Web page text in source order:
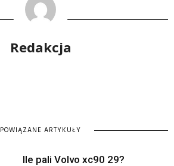
Redakcja
POWIĄZANE ARTYKUŁY
Ile pali Volvo xc90 29?